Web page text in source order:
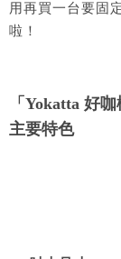
用再買一台要固
啦！
「Yokatta 好
主要特色